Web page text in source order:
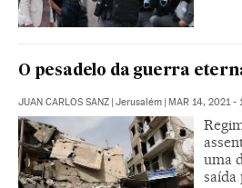
O pesadelo da guerra
JUAN CARLOS SANZ | Jerusalém | MAR 14, 2021 -
uma
saída